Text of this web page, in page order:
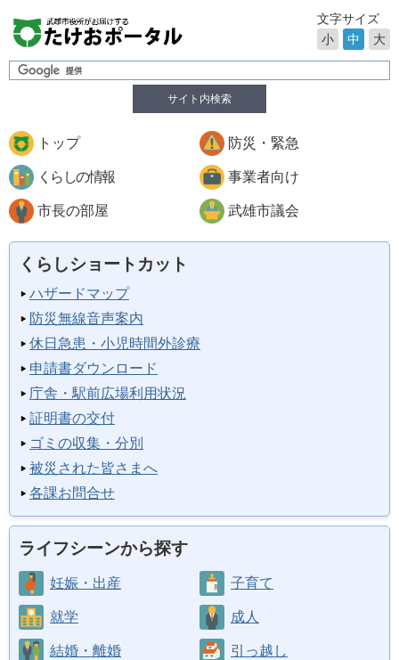
サイト内検索
文字サイズ
小
中 大
トップ 防災・緊急
くらしの情報 事業者向け
市長の部屋 武雄市議会
くらしショートカット
ハザードマップ
防災無線音声案内
休日急患・小児時間外診療
申請書ダウンロード
庁舎・駅前広場利用状況
証明書の交付
ゴミの収集・分別
被災された皆さまへ
各課お問合せ
ライフシーンから探す
妊娠・出産 子育て
就学 成人
結婚・離婚 引っ越し